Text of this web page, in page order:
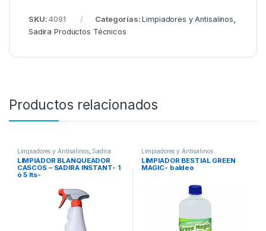
SKU:4091 Categorías:Limpiadores y Antisalinos,
Sadira Productos Técnicos
Productos relacionados
Limpiadores y Antisalinos, Sadira
Productos Técnicos
LIMPIADOR BLANQUEADOR
CASCOS – SADIRA INSTANT- 1
ò 5 lts-
Limpiadores y Antisalinos
LIMPIADOR BESTIAL GREEN
MAGIC- baldeo